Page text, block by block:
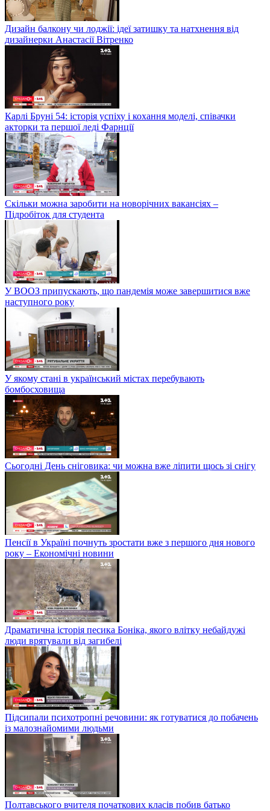
Дизайн балкону чи лоджії: ідеї затишку та натхнення від
дизайнерки Анастасії Вітренко
Карлі Бруні 54: історія успіху і кохання моделі, співачки
акторки та першої леді Фарнції
Скільки можна заробити на новорічних вакансіях –
Підробіток для студента
У ВООЗ припускають, що пандемія може завершитися вже
наступного року
У якому стані в український містах перебувають
бомбосховища
Сьогодні День сніговика: чи можна вже ліпити щось зі снігу
Пенсії в Україні почнуть зростати вже з першого дня нового
року – Економічні новини
Драматична історія песика Боніка, якого влітку небайдужі
люди врятували від загибелі
Підсипали психотропні речовини: як готуватися до побачень
із малознайомими людьми
Полтавського вчителя початкових класів побив батько